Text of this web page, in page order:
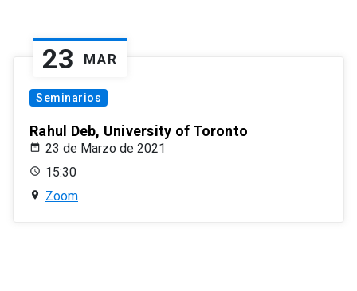
23 MAR
Seminarios
Rahul Deb, University of Toronto
23 de Marzo de 2021
15:30
Zoom